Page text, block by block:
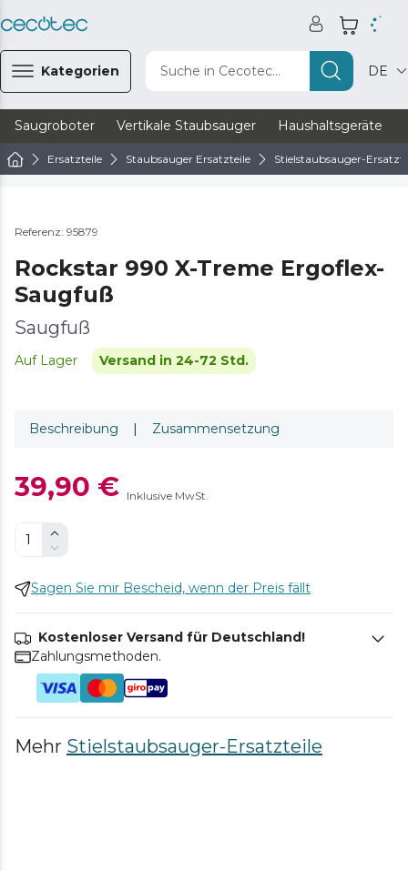
Kategorien Suche in Cecotec... DE
Saugroboter Vertikale Staubsauger Haushaltsgeräte
Ersatzteile Staubsauger Ersatzteile Stielstaubsauger-
Referenz: 95879
Rockstar 990 X-Treme Ergoflex-
Saugfuß
Saugfuß
Auf Lager Versand in 24-72 Std.
Beschreibung | Zusammensetzung
39,90 € Inklusive MwSt.
Sagen Sie mir Bescheid, wenn der Preis fällt
Kostenloser Versand für Deutschland!
Zahlungsmethoden.
Mehr Stielstaubsauger-Ersatzteile